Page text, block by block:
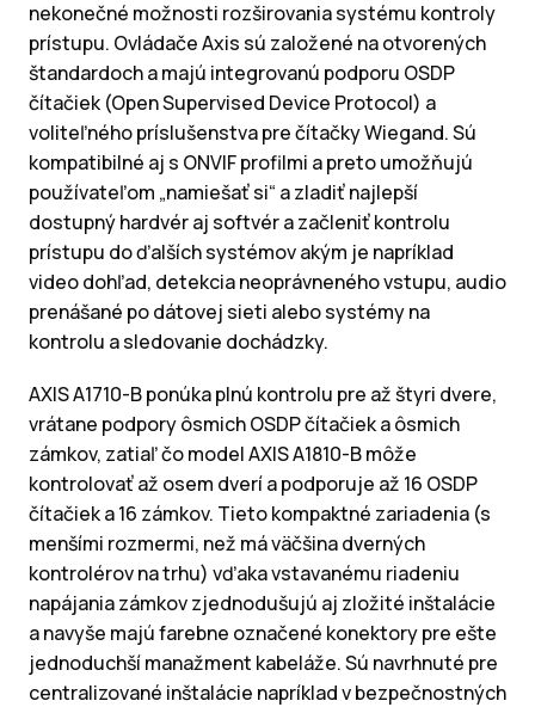
nekonečné možnosti rozširovania systému kontroly
prístupu. Ovládače Axis sú založené na otvorených
štandardoch a majú integrovanú podporu OSDP
čítačiek (Open Supervised Device Protocol) a
voliteľného príslušenstva pre čítačky Wiegand. Sú
kompatibilné aj s ONVIF profilmi a preto umožňujú
používateľom „namiešať si“ a zladiť najlepší
dostupný hardvér aj softvér a začleniť kontrolu
prístupu do ďalších systémov akým je napríklad
video dohľad, detekcia neoprávneného vstupu, audio
prenášané po dátovej sieti alebo systémy na
kontrolu a sledovanie dochádzky.
AXIS A1710-B ponúka plnú kontrolu pre až štyri dvere,
vrátane podpory ôsmich OSDP čítačiek a ôsmich
zámkov, zatiaľ čo model AXIS A1810-B môže
kontrolovať až osem dverí a podporuje až 16 OSDP
čítačiek a 16 zámkov. Tieto kompaktné zariadenia (s
menšími rozmermi, než má väčšina dverných
kontrolérov na trhu) vďaka vstavanému riadeniu
napájania zámkov zjednodušujú aj zložité inštalácie
a navyše majú farebne označené konektory pre ešte
jednoduchší manažment kabeláže. Sú navrhnuté pre
centralizované inštalácie napríklad v bezpečnostných